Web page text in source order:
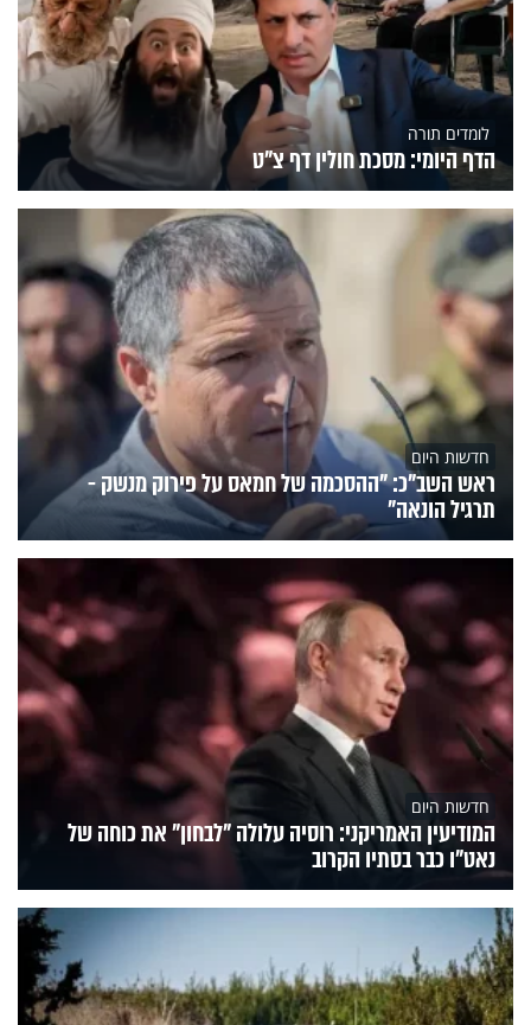
לומדים תורה
הדף היומי: מסכת חולין דף צ"ט
חדשות היום
ראש השב"כ: "ההסכמה של חמאס על פירוק מנשק -
תרגיל הונאה"
חדשות היום
המודיעין האמריקני: רוסיה עלולה "לבחון" את כוחה של
נאט"ו כבר בסתיו הקרוב